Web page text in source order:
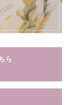
ら